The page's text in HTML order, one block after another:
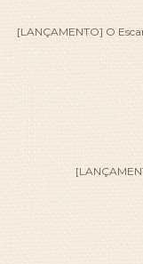
[LANÇAMENTO] O